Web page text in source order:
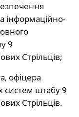
інформаційно-
9
Стрільців;
офіцера
систем штабу 9
Стрільців.